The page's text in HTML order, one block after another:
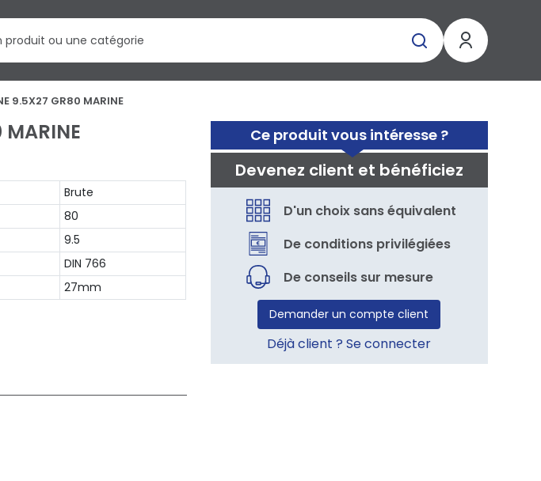
9.5X27 GR80 MARINE
Ce produit vous intéresse ?
Devenez client et bénéficiez
D'un choix sans équivalent
De conditions privilégiées
De conseils sur mesure
Demander un compte client
Déjà client ? Se connecter
Brute
80
9.5
DIN 766
27mm